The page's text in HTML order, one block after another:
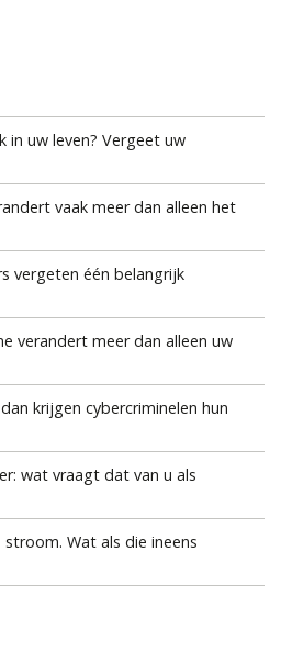
in uw leven? Vergeet uw
vaak meer dan alleen het
vergeten één belangrijk
verandert meer dan alleen uw
krijgen cybercriminelen hun
wat vraagt dat van u als
Wat als die ineens